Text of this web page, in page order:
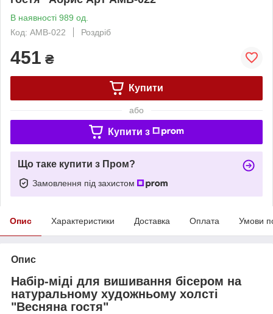
В наявності 989 од.
Код: AMB-022
Роздріб
451 ₴
Купити
або
Купити з
Що таке купити з Пром?
Замовлення під захистом
Опис Характеристики Доставка Оплата Умови
Опис
Набір-міді для вишивання бісером на
натуральному художньому холсті
"Весняна гостя"